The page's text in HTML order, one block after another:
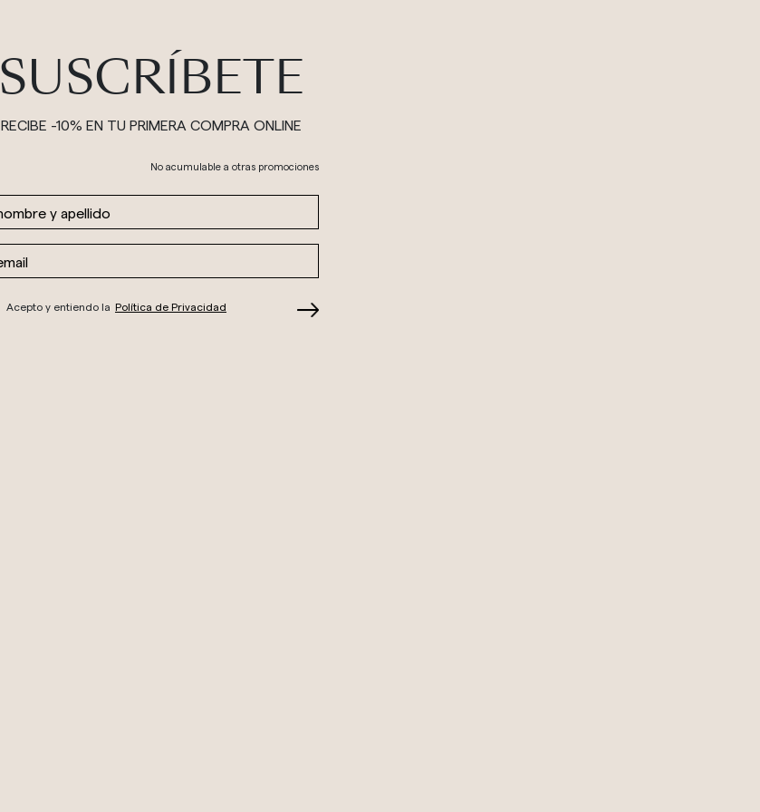
SUSCRÍBETE
RECIBE -10% EN TU PRIMERA COMPRA ONLINE
No acumulable a otras promociones
Acepto y entiendo la Política de Privacidad